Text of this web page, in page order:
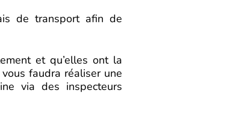
de transport afin de
et qu’elles ont la
faudra réaliser une
via des inspecteurs